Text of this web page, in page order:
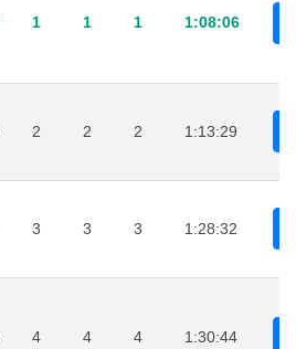
1 1 1 1:08:06
2 2 2 1:13:29
3 3 3 1:28:32
4 4 4 1:30:44